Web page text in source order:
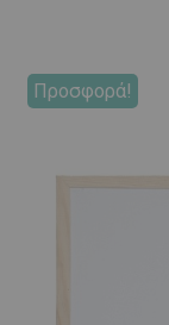
Προσφορά!